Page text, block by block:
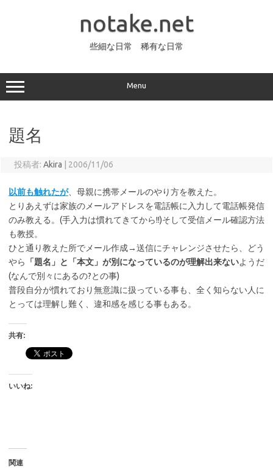
ッ
プ
notake.net
些細な日常 稀有な日常
Menu
題名
投稿者: Akira 2006/11/06
以前も触れたが、母親に携帯メールのやり方を教えた。
とりあえずは家族のメールアドレスを電話帳に入力して電話帳発信
のみ教える。(手入力は慣れてきてから!!)そして受信メール確認方法
も教授。
ひと通り教えた所でメール作成→送信にチャレンジさせたら、どう
やら
「題名」と「本文」が別になっているのが理解出来ないようだ
(なんで別々にあるの?との事)
普段自分が慣れており無意識に扱っている事も、全く知らない人に
とっては理解し難く、違和感を感じる事もある。
共有:
いいね:
関連